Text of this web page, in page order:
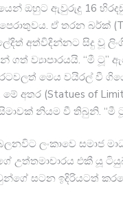
ඔහුට ඇවුරුදු 16
ඒ තරන බර්ක්
අත්විදින්නට සිදු වූ
ගත් ව්‍යාපාරයයි. “මී
මෙය වයිරල් වී
අතර (Statues of
නියම වී තිබු​නි. “මී
ලංකාවෙ සමාජ
උත්තමාචාරය එකී යූ
සටන ඉදිරියටත්